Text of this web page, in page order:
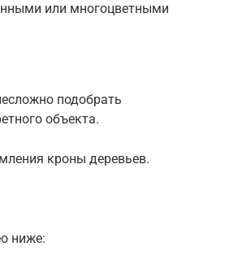
или многоцветными
подобрать
объекта.
кроны деревьев.
ниже: